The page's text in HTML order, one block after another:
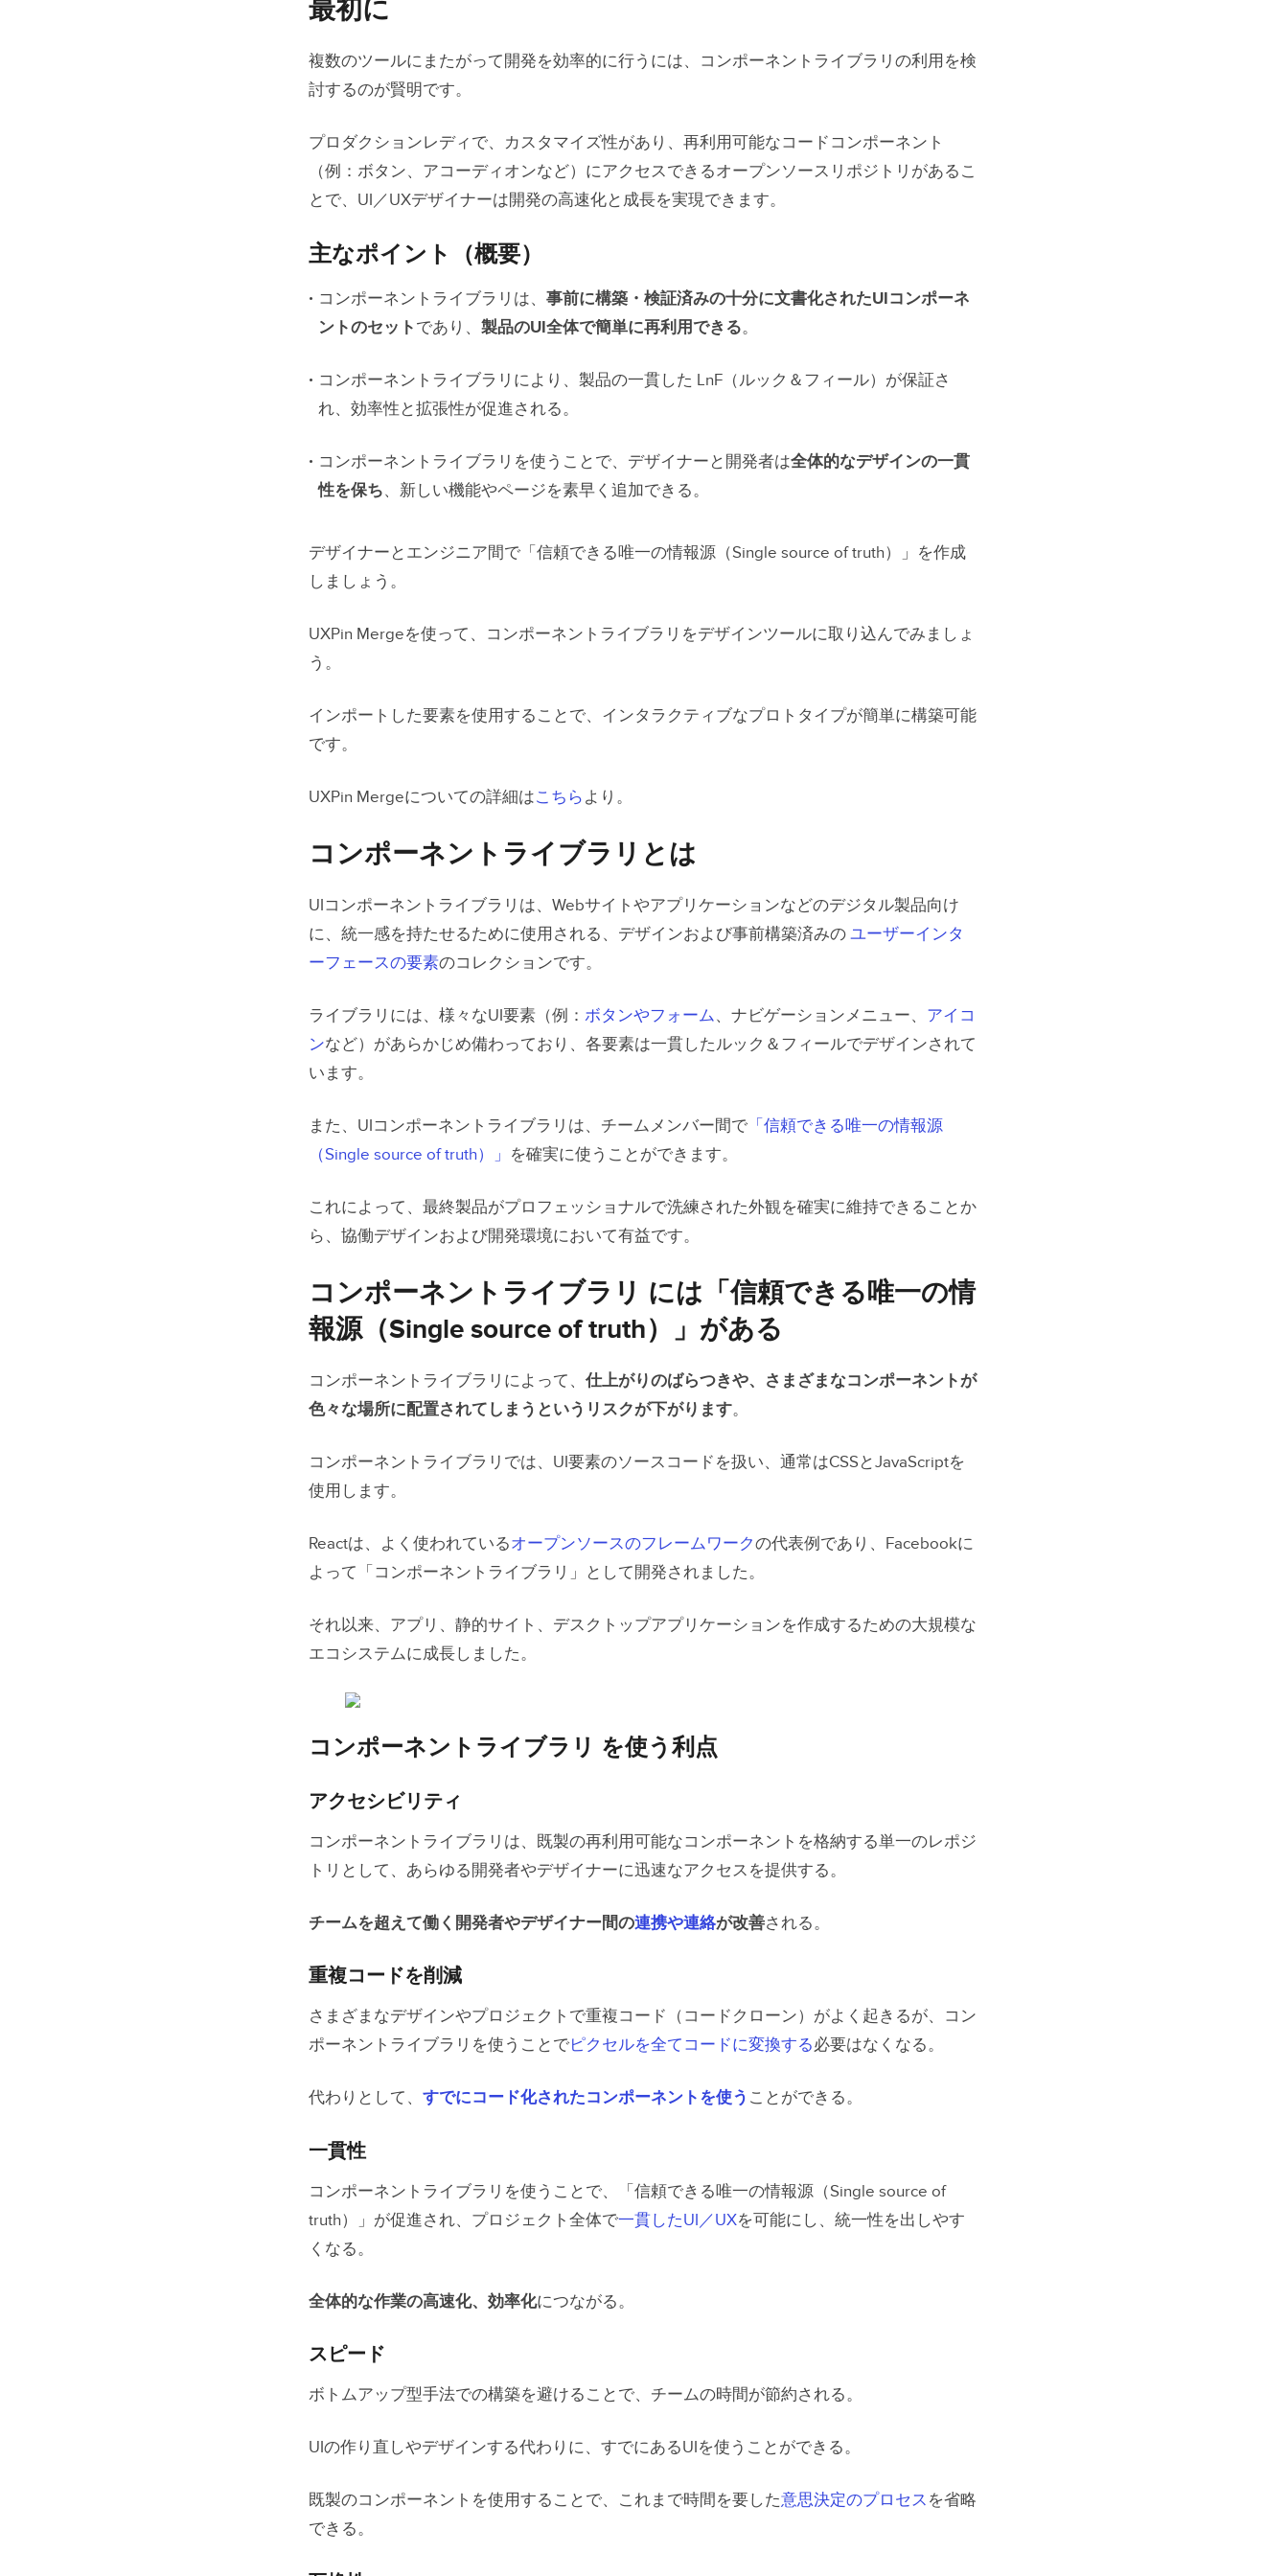
コンポーネントライブラリとは
コンポーネントライブラリ には「信頼できる唯一の情報源（Single
コンポーネントライブラリ を使う利点
アクセシビリティ
重複コードを削減
一貫性
スピード
互換性
コード優先のプロトタイプ
小規模な企業やチームの場合
１．Mergeコンポーネントマネージャー
３．Storybook統合
革新的なMerge技術を使って、コードでデザインする１番手になろう
最初に
複数のツールにまたがって開発を効率的に行うには、コンポーネントライブラリの利用を検
討するのが賢明です。
プロダクションレディで、カスタマイズ性があり、再利用可能なコードコンポーネント
（例：ボタン、アコーディオンなど）にアクセスできるオープンソースリポジトリがあるこ
とで、UI／UXデザイナーは開発の高速化と成長を実現できます。
主なポイント（概要）
コンポーネントライブラリは、 事前に構築・検証済みの十分に文書化されたUIコンポーネ
ントのセット であり、 製品のUI全体で簡単に再利用できる。
コンポーネントライブラリにより、製品の一貫した LnF（ルック＆フィール）が保証さ
れ、効率性と拡張性が促進される。
コンポーネントライブラリを使うことで、デザイナーと開発者は全体的なデザインの一貫
性を保ち、新しい機能やページを素早く追加できる。
デザイナーとエンジニア間で「信頼できる唯一の情報源（Single source of truth）」を作成
しましょう。
UXPin Mergeを使って、コンポーネントライブラリをデザインツールに取り込んでみましょ
う。
インポートした要素を使用することで、インタラクティブなプロトタイプが簡単に構築可能
です。
UXPin Mergeについての詳細はこちら より。
コンポーネントライブラリとは
UIコンポーネントライブラリは、Webサイトやアプリケーションなどのデジタル製品向け
に、統一感を持たせるために使用される、 デザインおよび事前構築済みの ユーザーインタ
ーフェースの要素のコレクションです。
ライブラリには、様々なUI要素（例： ボタンやフォーム、ナビゲーションメニュー、 アイコ
ンなど）があらかじめ備わっており、各要素は一貫したルック＆フィールでデザインされて
います。
また、UIコンポーネントライブラリは、チームメンバー間で 「信頼できる唯一の情報源
（Single source of truth）」 を確実に使うことができます。
これによって、最終製品がプロフェッショナルで洗練された外観を確実に維持できることか
ら、協働デザインおよび開発環境において有益です。
コンポーネントライブラリ には「信頼できる唯一の情
報源（Single source of truth）」がある
コンポーネントライブラリによって、 仕上がりのばらつきや、さまざまなコンポーネントが
色々な場所に配置されてしまうというリスクが下がります。
コンポーネントライブラリでは、UI要素のソースコードを扱い、通常はCSSとJavaScriptを
使用します。
Reactは、よく使われているオープンソースのフレームワークの代表例であり、Facebookに
よって「コンポーネントライブラリ」として開発されました。
それ以来、アプリ、静的サイト、デスクトップアプリケーションを作成するための大規模な
エコシステムに成長しました。
コンポーネントライブラリ を使う利点
アクセシビリティ
コンポーネントライブラリは、既製の再利用可能なコンポーネントを格納する単一のレポジ
トリとして、あらゆる開発者やデザイナーに迅速なアクセスを提供する。
チームを超えて働く開発者やデザイナー間の連携や連絡が改善される。
重複コードを削減
さまざまなデザインやプロジェクトで重複コード（コードクローン）がよく起きるが、コン
ポーネントライブラリを使うことでピクセルを全てコードに変換する必要はなくなる。
代わりとして、 すでにコード化されたコンポーネントを使う ことができる。
一貫性
コンポーネントライブラリを使うことで、「信頼できる唯一の情報源（Single source of
truth）」が促進され、プロジェクト全体で一貫したUI／UXを可能にし、統一性を出しやす
くなる。
全体的な作業の高速化、効率化につながる。
スピード
ボトムアップ型手法での構築を避けることで、チームの時間が節約される。
UIの作り直しやデザインする代わりに、すでにあるUIを使うことができる。
既製のコンポーネントを使用することで、これまで時間を要した意思決定のプロセス を省略
できる。